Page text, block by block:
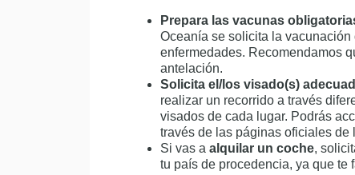
Prepara las vacunas
Oceanía se solicita la
enfermedades. Recomendamos
antelación.
Solicita el/los visado(s)
realizar un recorrido a través
visados de cada lugar. Podrás
través de las páginas oficiales de
Si vas a alquilar un coche,
tu país de procedencia, ya que te